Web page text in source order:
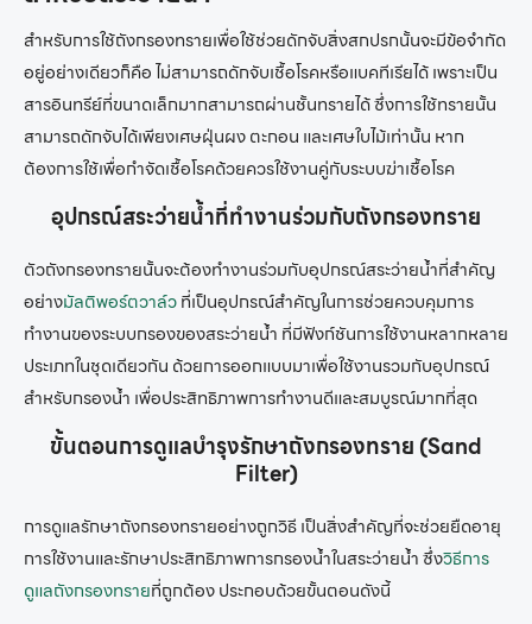
สำหรับการใช้ถังกรองทรายเพื่อใช้ช่วยดักจับสิ่งสกปรกนั้นจะมีข้อจำกัด
อยู่อย่างเดียวก็คือ ไม่สามารถดักจับเชื้อโรคหรือแบคทีเรียได้ เพราะเป็น
สารอินทรีย์ที่ขนาดเล็กมากสามารถผ่านชั้นทรายได้ ซึ่งการใช้ทรายนั้น
สามารถดักจับได้เพียงเศษฝุ่นผง ตะกอน และเศษใบไม้เท่านั้น หาก
ต้องการใช้เพื่อกำจัดเชื้อโรคด้วยควรใช้งานคู่กับระบบฆ่าเชื้อโรค
อุปกรณ์สระว่ายน้ำที่ทำงานร่วมกับถังกรองทราย
ตัวถังกรองทรายนั้นจะต้องทำงานร่วมกับอุปกรณ์สระว่ายน้ำที่สำคัญ
อย่างมัลติพอร์ตวาล์วที่เป็นอุปกรณ์สำคัญในการช่วยควบคุมการ
ทำงานของระบบกรองของสระว่ายน้ำ ที่มีฟังก์ชันการใช้งานหลากหลาย
ประเภทในชุดเดียวกัน ด้วยการออกแบบมาเพื่อใช้งานรวมกับอุปกรณ์
สำหรับกรองน้ำ เพื่อประสิทธิภาพการทำงานดีและสมบูรณ์มากที่สุด
ขั้นตอนการดูแลบำรุงรักษาถังกรองทราย (Sand
Filter)
การดูแลรักษาถังกรองทรายอย่างถูกวิธี เป็นสิ่งสำคัญที่จะช่วยยืดอายุ
การใช้งานและรักษาประสิทธิภาพการกรองน้ำในสระว่ายน้ำ ซึ่งวิธีการ
ดูแลถังกรองทรายที่ถูกต้อง ประกอบด้วยขั้นตอนดังนี้